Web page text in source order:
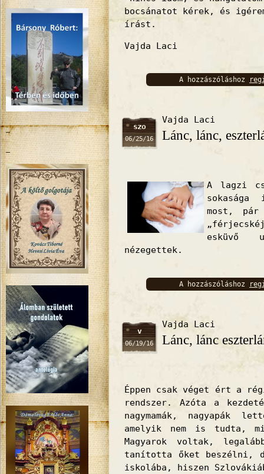
bocsánatot kérek, és
írást.
Vajda Laci
A hozzászóláshoz
szo
06/25/16
Vajda Laci
Lánc, lánc,
A lagzi
most,
esküvő
nézegettek.
A hozzászóláshoz
v
06/19/16
Vajda Laci
Lánc, lánc
Éppen csak véget ért a
rendszer. Azóta a
nagymamák, nagyapák
amelyik nem is tudta,
Magyarok voltak,
tanította őket beszélni,
iskolába, hiszen